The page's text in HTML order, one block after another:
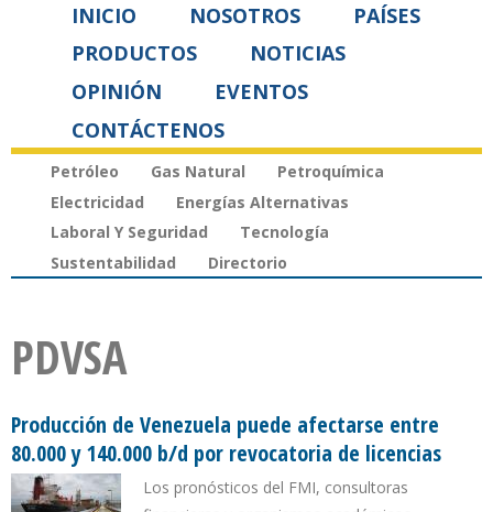
INICIO NOSOTROS
PAÍSES
PRODUCTOS
NOTICIAS
OPINIÓN
EVENTOS
CONTÁCTENOS
Petróleo Gas Natural
Petroquímica
Electricidad
Energías Alternativas
Laboral Y Seguridad
Tecnología
Sustentabilidad
Directorio
PDVSA
Producción de Venezuela puede afectarse entre
80.000 y 140.000 b/d por revocatoria de licencias
Los pronósticos del FMI, consultoras